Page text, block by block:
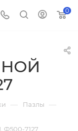
0
— Пазлы —
7127